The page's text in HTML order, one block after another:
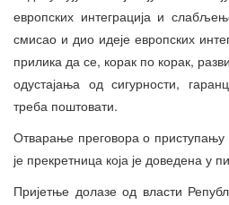
европских интеграција и
смисао и дио идеје европских
прилика да се, корак по корак,
одустајања од сигурности,
треба поштовати.
Отварање преговора о
је прекретница која је доведена у
Пријетње долазе од власти